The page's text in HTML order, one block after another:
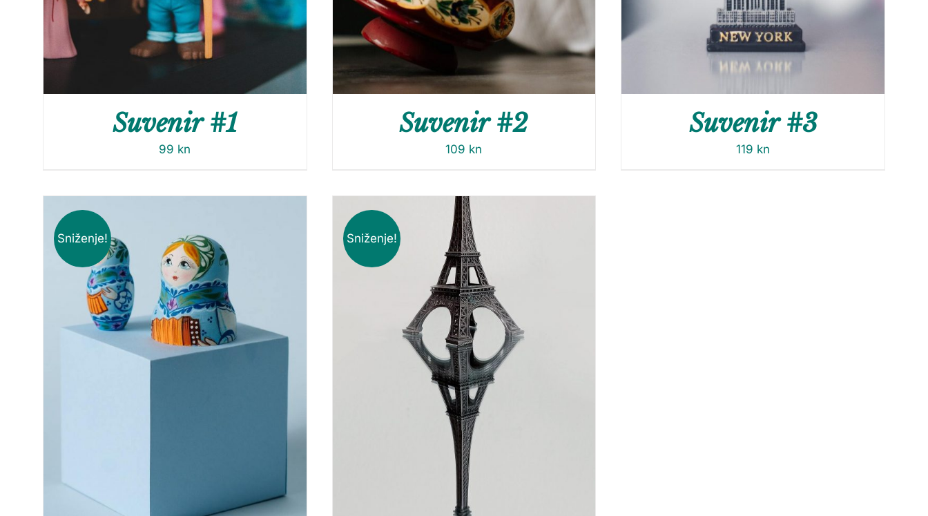
Suvenir #1
99 kn
Suvenir #2
109 kn
Suvenir #3
119 kn
Sniženje! Sniženje!